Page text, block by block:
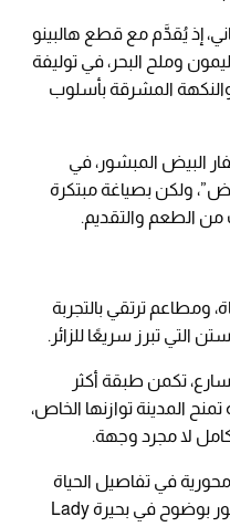
إذ يُقدَّم مع قطع هالبينو
وملح البحر، في توليفة
المشرقة بأسلوب
البيض المبشور، في
ولكن بصياغة مبتكرة
الطعم والتقديم.
ومطاعم ترتقي بالتجربة
التي تبرز سريعًا للزائر.
تكمن طبقة أكثر
المدينة توازنها الخاص،
لا مجرد وجهة.
في تفاصيل الحياة
اليومية لأوستن، ويتجلى هذا الحضور بوضوح في بحيرة Lady